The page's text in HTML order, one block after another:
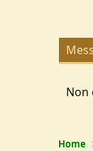
Non
Home